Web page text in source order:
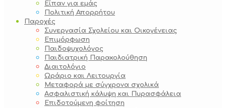
Είπαν για εμάς
Πολιτική Απορρήτου
Παροχές
Συνεργασία Σχολείου και Οικογένειας
Επιμόρφωση
Παιδοψυχολόγος
Παιδιατρική Παρακολούθηση
Διαιτολόγιο
Ωράριο και Λειτουργία
Μεταφορά με σύγχρονα σχολικά
Ασφαλιστική κάλυψη και Πυρασφάλεια
Επιδοτούμενη φοίτηση